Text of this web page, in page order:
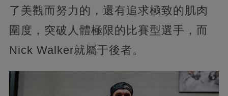
了美觀而努力的，還有追求極致的肌肉
圍度，突破人體極限的比賽型選手，而
Nick Walker就屬于後者。